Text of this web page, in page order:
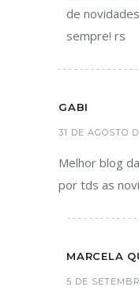
de
sempre! rs
GABI
31 DE AGOSTO
Melhor blog
por tds as
MARCELA
5 DE